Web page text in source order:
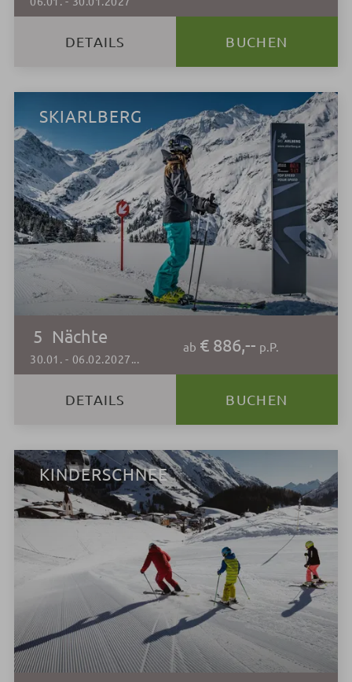
DETAILS BUCHEN
SKIARLBERG
5 Nächte
30.01. - 06.02.2027...
ab € 886,-- p.P.
DETAILS BUCHEN
KINDERSCHNEE